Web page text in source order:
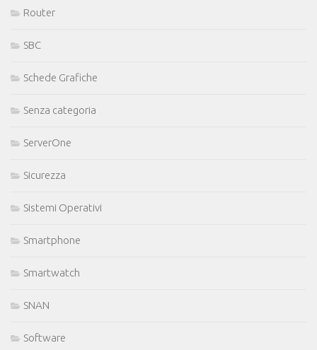
Router
SBC
Schede Grafiche
Senza categoria
ServerOne
Sicurezza
Sistemi Operativi
Smartphone
Smartwatch
SNAN
Software